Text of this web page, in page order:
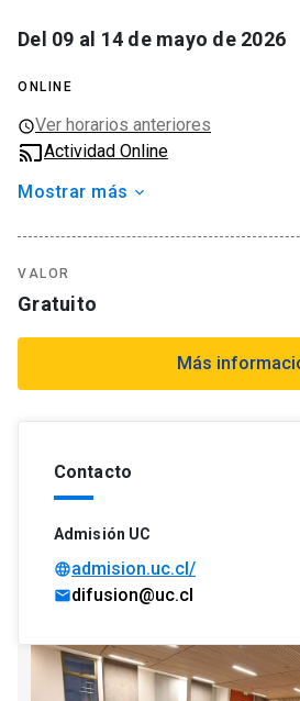
Del 09 al 14 de mayo de 2026
ONLINE
Ver horarios anteriores
Actividad Online
Organizador
Actividad estudiantil
Temas
Mostrar más
VALOR
Gratuito
Más
Contacto
Admisión UC
languageadmision.uc.cl/
maildifusion@uc.cl